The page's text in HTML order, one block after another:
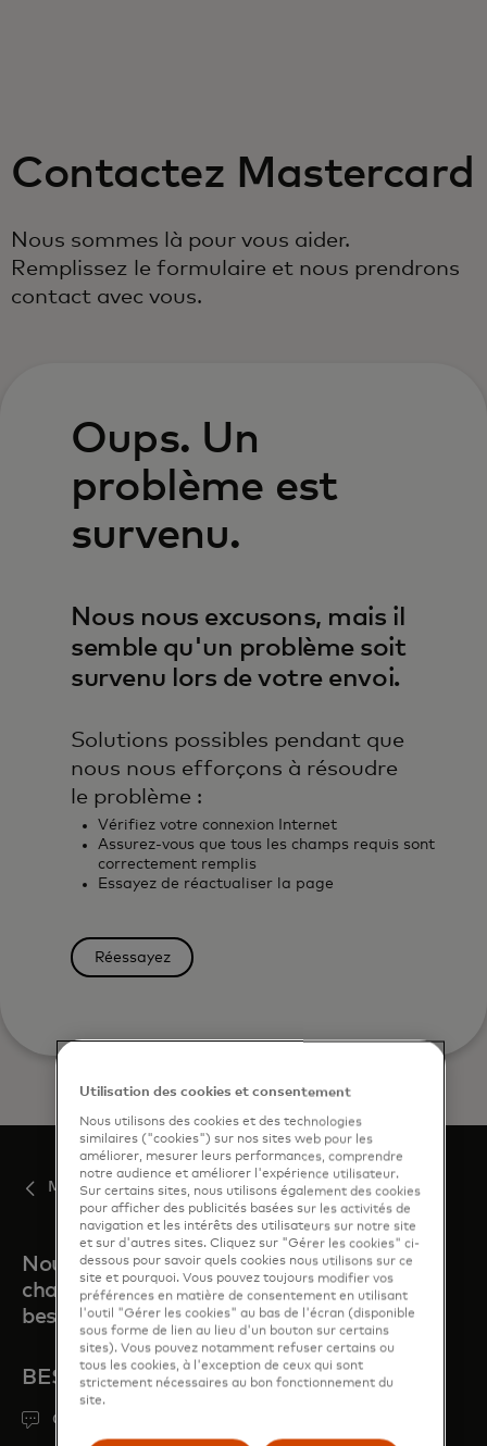
Pour le monde
Pour les innovateurs
Contactez Mastercard
Nous sommes là pour vous aider.
Remplissez le formulaire et nous prendrons
contact avec vous.
Oups. Un
problème est
survenu.
Nous nous excusons, mais il
semble qu'un problème soit
survenu lors de votre envoi.
Solutions possibles pendant que
nous nous efforçons à résoudre
le problème :
Vérifiez votre connexion Internet
Assurez-vous que tous les champs requis sont
correctement remplis
Essayez de réactualiser la page
Réessayez
Mastercard Move
Nous sommes là pour vous,
chaque fois que vous en avez
besoin
BESOIN D'AIDE ?
Obtenir de l'aide
Utilisation des cookies et consentement
Nous utilisons des cookies et des technologies
similaires ("cookies") sur nos sites web pour les
améliorer, mesurer leurs performances, comprendre
notre audience et améliorer l'expérience utilisateur.
Sur certains sites, nous utilisons également des cookies
pour afficher des publicités basées sur les activités de
navigation et les intérêts des utilisateurs sur notre site
et sur d'autres sites. Cliquez sur "Gérer les cookies" ci-
dessous pour savoir quels cookies nous utilisons sur ce
site et pourquoi. Vous pouvez toujours modifier vos
préférences en matière de consentement en utilisant
l'outil "Gérer les cookies" au bas de l'écran (disponible
sous forme de lien au lieu d'un bouton sur certains
sites). Vous pouvez notamment refuser certains ou
tous les cookies, à l'exception de ceux qui sont
strictement nécessaires au bon fonctionnement du
site.